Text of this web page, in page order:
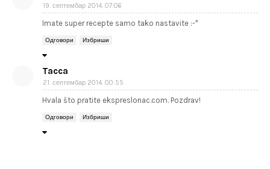
19. септембар 2014. 07:06
Imate super recepte samo tako nastavite :-*
Одговори Избриши
Tacca
21. септембар 2014. 00:55
Hvala što pratite ekspreslonac.com. Pozdrav!
Одговори Избриши